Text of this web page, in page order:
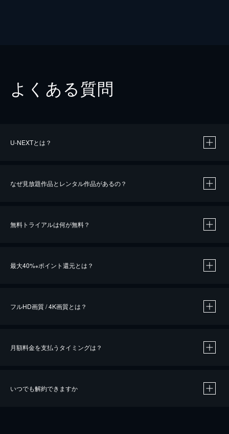
よくある質問
U-NEXTとは？
なぜ見放題作品とレンタル作品があるの？
無料トライアルは何が無料？
最大40%※ポイント還元とは？
※40％ポイント還元の対象は、クレジットカード決済による作品の購入 / レンタルです。
iOSアプリのUコイン決済による作品の購入 / レンタルは、20％のポイント還元です。
フルHD画質 / 4K画質とは？
月額料金を支払うタイミングは？
いつでも解約できますか